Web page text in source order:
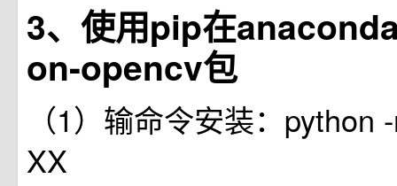
3、使用pip在
on-opencv包
（1）输命令安装：
XX